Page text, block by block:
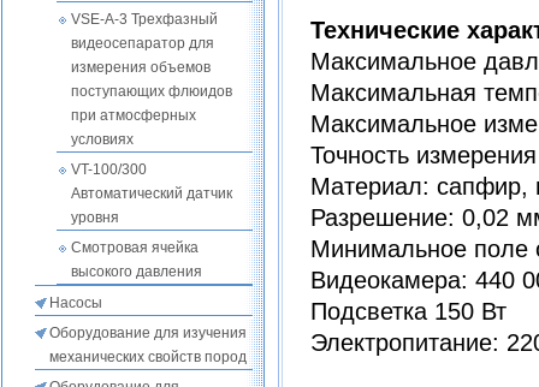
VSE-A-3 Трехфазный
видеосепаратор для
измерения объемов
поступающих флюидов
при атмосферных
условиях
VT-100/300
Автоматический датчик
уровня
Смотровая ячейка
высокого давления
Насосы
Оборудование для изучения
механических свойств пород
Технические
Максимальное
Максимальная
Максимальное
Точность
Материал: сапфир,
Разрешение: 0,02
Минимальное поле
Видеокамера: 440
Подсветка 150 Вт
Электропитание: